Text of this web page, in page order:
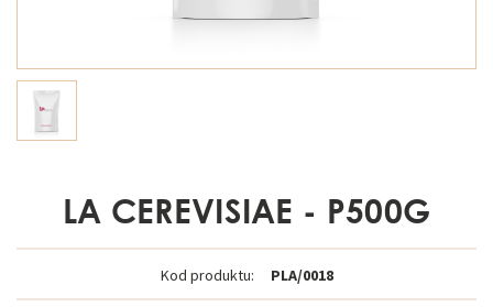
LA CEREVISIAE - P500G
Kod produktu: PLA/0018